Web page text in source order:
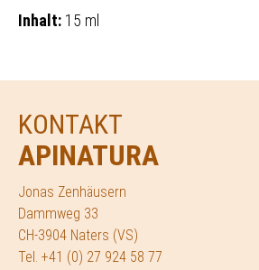
Inhalt: 15 ml
KONTAKT
APINATURA
Jonas Zenhäusern
Dammweg 33
CH-3904 Naters (VS)
Tel. +41 (0) 27 924 58 77